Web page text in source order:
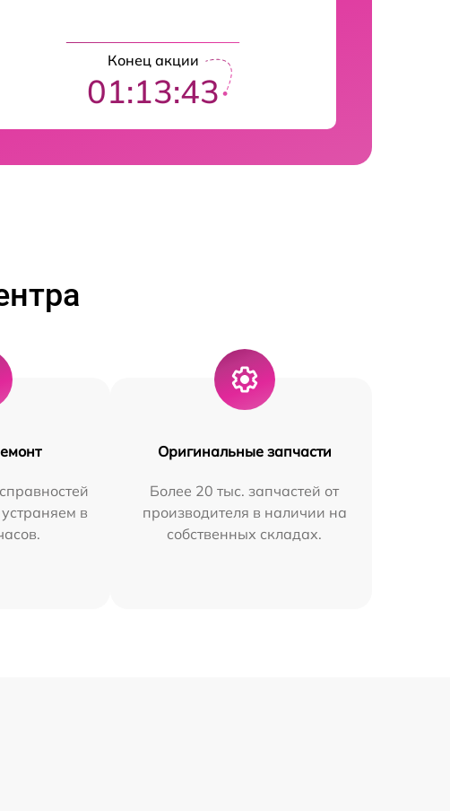
Конец акции
01:13:42
в
Оригинальные запчасти
Более 20 тыс. запчастей от
производителя в наличии на
собственных складах.